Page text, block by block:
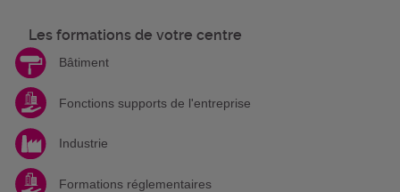
Les formations de votre centre
Bâtiment
Fonctions supports de l'entreprise
Industrie
Formations réglementaires